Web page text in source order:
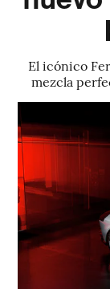
El icónico
mezcla